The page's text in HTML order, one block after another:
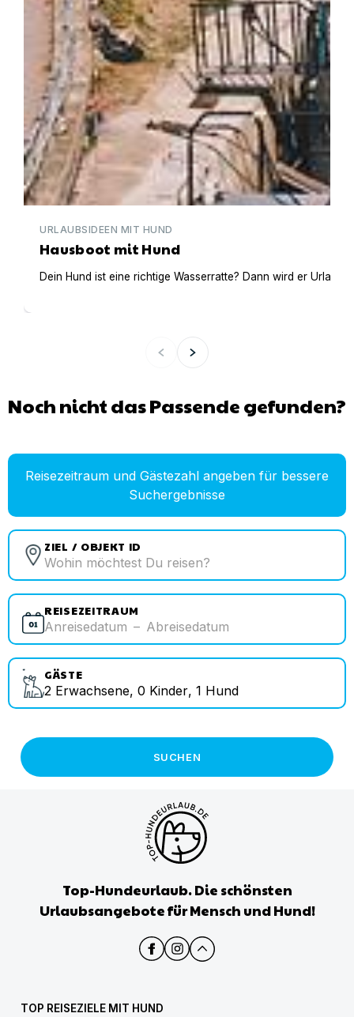
URLAUBSIDEEN MIT HUND
Hausboot mit Hund
Dein Hund ist eine richtige Wasserratte? Dann wird er
Noch nicht das Passende gefunden?
Reisezeitraum und Gästezahl angeben für bessere
Suchergebnisse
ZIEL / OBJEKT ID
REISEZEITRAUM
Anreisedatum – Abreisedatum
GÄSTE
2 Erwachsene, 0 Kinder, 1 Hund
SUCHEN
Top-Hundeurlaub. Die schönsten
Urlaubsangebote für Mensch und Hund!
TOP REISEZIELE MIT HUND